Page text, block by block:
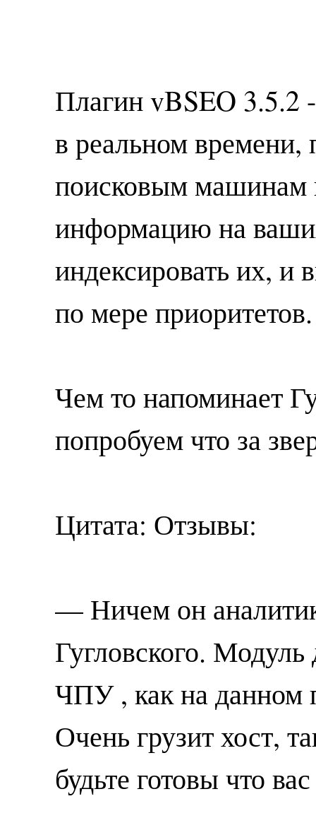
Плагин vBSEO 3.5.2
в реальном времени,
поисковым машинам
информацию на
индексировать их, и
по мере приоритетов.
Чем то напоминает
попробуем что за
Цитата: Отзывы:
— Ничем он
Гугловского.
ЧПУ , как на данном
Очень грузит хост,
будьте готовы что